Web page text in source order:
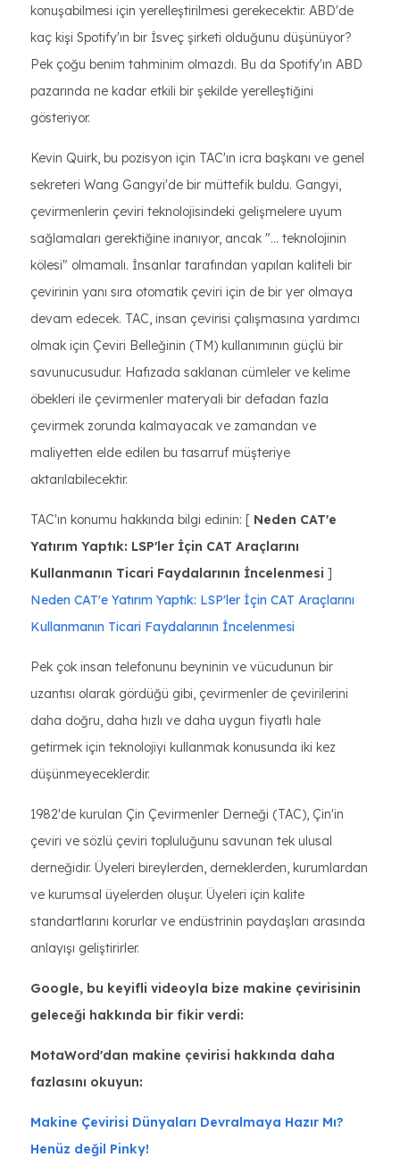
konuşabilmesi için yerelleştirilmesi gerekecektir. ABD'de
kaç kişi Spotify'ın bir İsveç şirketi olduğunu düşünüyor?
Pek çoğu benim tahminim olmazdı. Bu da Spotify'ın ABD
pazarında ne kadar etkili bir şekilde yerelleştiğini
gösteriyor.
Kevin Quirk, bu pozisyon için TAC'ın icra başkanı ve genel
sekreteri Wang Gangyi'de bir müttefik buldu. Gangyi,
çevirmenlerin çeviri teknolojisindeki gelişmelere uyum
sağlamaları gerektiğine inanıyor, ancak "... teknolojinin
kölesi" olmamalı. İnsanlar tarafından yapılan kaliteli bir
çevirinin yanı sıra otomatik çeviri için de bir yer olmaya
devam edecek. TAC, insan çevirisi çalışmasına yardımcı
olmak için Çeviri Belleğinin (TM) kullanımının güçlü bir
savunucusudur. Hafızada saklanan cümleler ve kelime
öbekleri ile çevirmenler materyali bir defadan fazla
çevirmek zorunda kalmayacak ve zamandan ve
maliyetten elde edilen bu tasarruf müşteriye
aktarılabilecektir.
TAC'ın konumu hakkında bilgi edinin: [ Neden CAT'e
Yatırım Yaptık: LSP'ler İçin CAT Araçlarını
Kullanmanın Ticari Faydalarının İncelenmesi ]
Neden CAT'e Yatırım Yaptık: LSP'ler İçin CAT Araçlarını
Kullanmanın Ticari Faydalarının İncelenmesi
Pek çok insan telefonunu beyninin ve vücudunun bir
uzantısı olarak gördüğü gibi, çevirmenler de çevirilerini
daha doğru, daha hızlı ve daha uygun fiyatlı hale
getirmek için teknolojiyi kullanmak konusunda iki kez
düşünmeyeceklerdir.
1982'de kurulan Çin Çevirmenler Derneği (TAC), Çin'in
çeviri ve sözlü çeviri topluluğunu savunan tek ulusal
derneğidir. Üyeleri bireylerden, derneklerden, kurumlardan
ve kurumsal üyelerden oluşur. Üyeleri için kalite
standartlarını korurlar ve endüstrinin paydaşları arasında
anlayışı geliştirirler.
Google, bu keyifli videoyla bize makine çevirisinin
geleceği hakkında bir fikir verdi:
MotaWord'dan makine çevirisi hakkında daha
fazlasını okuyun:
Makine Çevirisi Dünyaları Devralmaya Hazır Mı?
Henüz değil Pinky!